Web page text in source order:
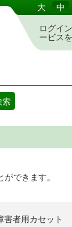
大 中
ログイ
ービス
索
ができます。
害者用カセット